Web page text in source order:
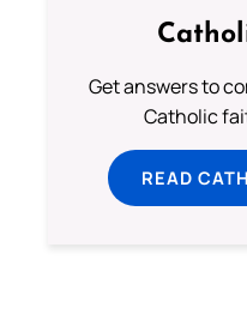
Get answers to
Catholic
READ